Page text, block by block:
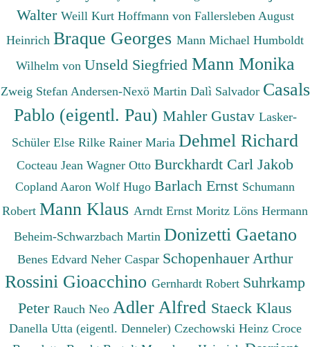
Walter Weill Kurt Hoffmann von Fallersleben August
Heinrich Braque Georges Mann Michael Humboldt
Wilhelm von Unseld Siegfried Mann Monika
Zweig Stefan Andersen-Nexö Martin Dalì Salvador Casals
Pablo (eigentl. Pau) Mahler Gustav Lasker-
Schüler Else Rilke Rainer Maria Dehmel Richard
Cocteau Jean Wagner Otto Burckhardt Carl Jakob
Copland Aaron Wolf Hugo Barlach Ernst Schumann
Robert Mann Klaus Arndt Ernst Moritz Löns Hermann
Beheim-Schwarzbach Martin Donizetti Gaetano
Benes Edvard Neher Caspar Schopenhauer Arthur
Rossini Gioacchino Gernhardt Robert Suhrkamp
Peter Rauch Neo Adler Alfred Staeck Klaus
Danella Utta (eigentl. Denneler) Czechowski Heinz Croce